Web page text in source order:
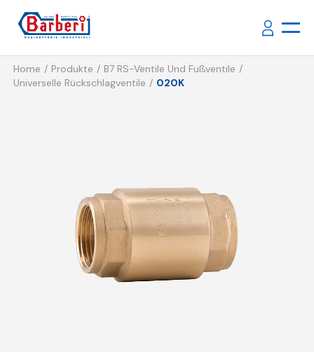
Home Produkte
B7 RS-Ventile Und Fußventile
Universelle Rückschlagventile
020K